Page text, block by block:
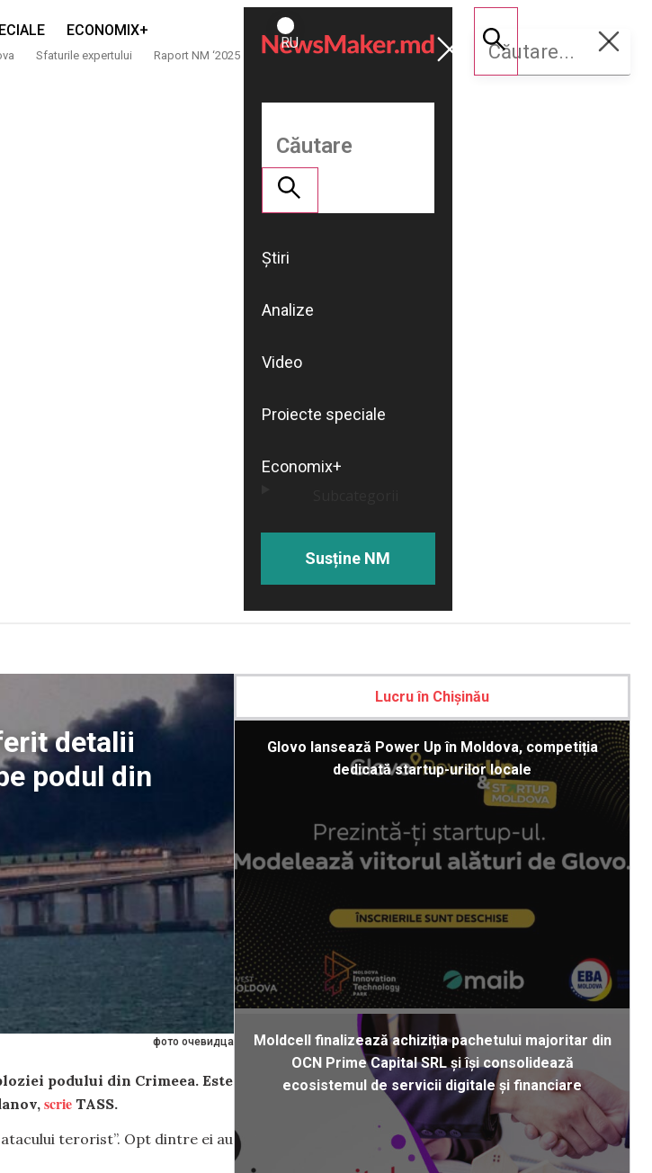
ECONOMIX+
Sfaturile expertului Raport NM ‘2025
ROMÂNĂ
RU
Susține
NM
Știri
Analize
Video
Proiecte speciale
Economix+
Susține NM
фото очевидца
detalii
podul din
podului din Crimeea. Este
scrie TASS.
terorist”. Opt dintre ei au
Lucru în Chișinău
Glovo lansează Power Up în Moldova, competiția
dedicată startup-urilor locale
Moldcell finalizează achiziția pachetului majoritar din
OCN Prime Capital SRL și își consolidează
ecosistemul de servicii digitale și financiare